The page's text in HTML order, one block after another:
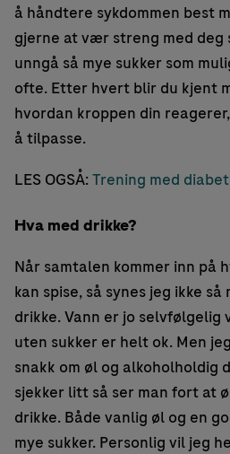
å håndtere sykdommen best
gjerne at vær streng med deg
unngå så mye sukker som
ofte. Etter hvert blir du kjent
hvordan kroppen din
å tilpasse.
LES OGSÅ:Trening med
Hva med drikke?
Når samtalen kommer inn på
kan spise, så synes jeg ikke
drikke. Vann er jo selvfølgelig
uten sukker er helt ok. Men
snakk om øl og alkoholholdig
sjekker litt så ser man fort at
drikke. Både vanlig øl og en
mye sukker. Personlig vil jeg